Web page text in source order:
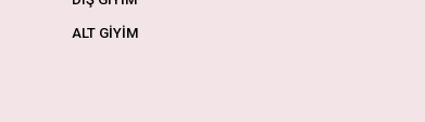
ALT GİYİM